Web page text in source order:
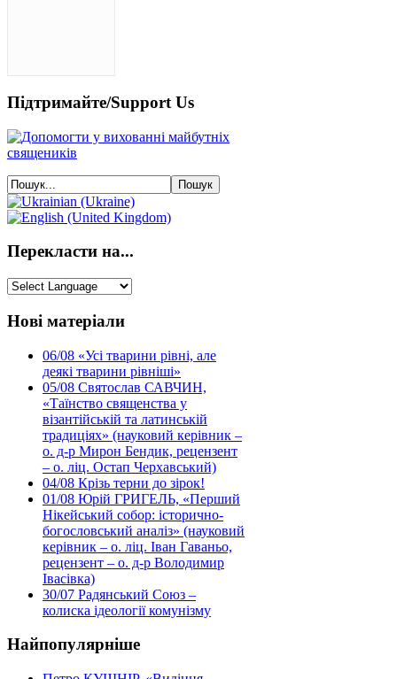
Підтримайте/Support Us
Перекласти на...
Нові матеріали
06/08 «Усі тварини рівні, але
деякі тварини рівніші»
05/08 Святослав САВЧИН,
«Таїнство священства у
візантійській та латинській
традиціях» (науковий керівник –
о. д-р Мирон Бендик, рецензент
– о. ліц. Остап Черхавський)
04/08 Крізь терни до зірок!
01/08 Юрій ГРИГЕЛЬ, «Перший
Нікейський собор: історично-
богословський аналіз» (науковий
керівник – о. ліц. Іван Гаваньо,
рецензент – о. д-р Володимир
Івасівка)
30/07 Радянський Союз –
колиска ідеології комунізму
Найпопулярніше